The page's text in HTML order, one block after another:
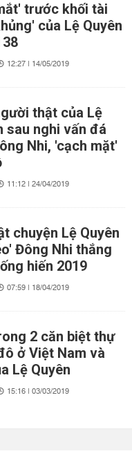
trước khối tài
của Lệ Quyên
12:27 | 14/05/2019
thật của Lệ
sau nghi vấn đá
Nhi, 'cạch mặt'
11:12 | 24/04/2019
chuyện Lệ Quyên
Đông Nhi thắng
hiến 2019
07:59 | 18/04/2019
2 căn biệt thự
ở Việt Nam và
Lệ Quyên
15:16 | 03/03/2019